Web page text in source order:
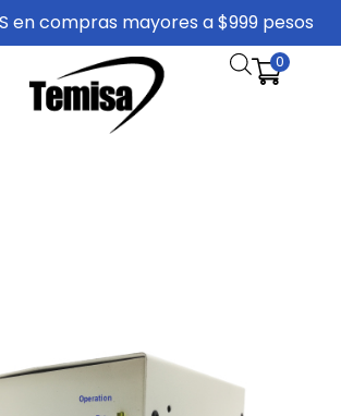
en compras mayores a $999 pesos
0